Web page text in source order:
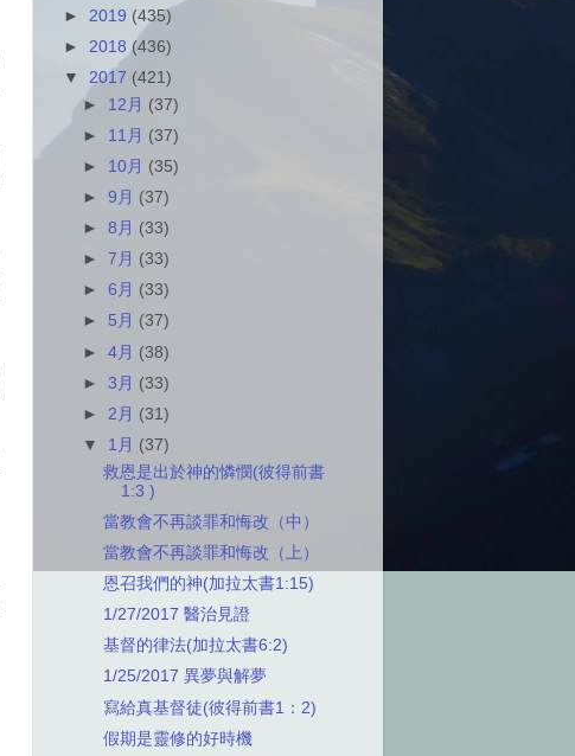
► 2019 (435)
► 2018 (436)
▼ 2017 (421)
► 12月 (37)
► 11月 (37)
► 10月 (35)
►9月 (37)
►8月 (33)
►7月 (33)
►6月 (33)
► 5月 (37)
►4月 (38)
►3月 (33)
► 2月 (31)
▼ 1月 (37)
救恩是出於神的憐憫(彼得前書
1:3 )
當教會不再談罪和悔改（中）
當教會不再談罪和悔改（上）
恩召我們的神(加拉太書1:15)
1/27/2017 醫治見證
基督的律法(加拉太書6:2)
1/25/2017 異夢與解夢
寫給真基督徒(彼得前書1：2)
假期是靈修的好時機